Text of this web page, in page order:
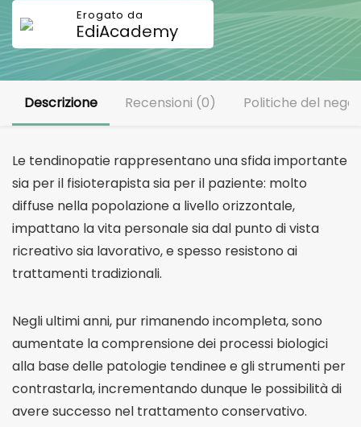
EdiAcademy
Descrizione Recensioni (0) Politiche del
Le tendinopatie rappresentano una sfida importante
sia per il fisioterapista sia per il paziente: molto
diffuse nella popolazione a livello orizzontale,
impattano la vita personale sia dal punto di vista
ricreativo sia lavorativo, e spesso resistono ai
trattamenti tradizionali.
Negli ultimi anni, pur rimanendo incompleta, sono
aumentate la comprensione dei processi biologici
alla base delle patologie tendinee e gli strumenti per
contrastarla, incrementando dunque le possibilità di
avere successo nel trattamento conservativo.